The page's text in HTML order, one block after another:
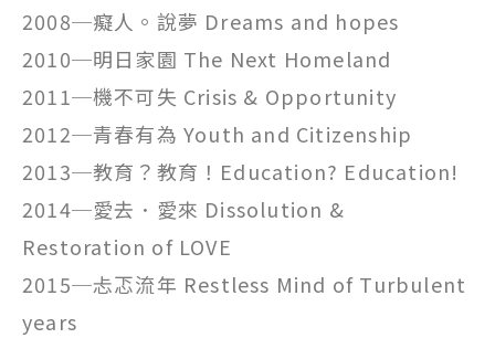
2008─癡人。說夢 Dreams and hopes
2010─明日家園 The Next Homeland
2011─機不可失 Crisis & Opportunity
2012─青春有為 Youth and Citizenship
2013─教育？教育！Education? Education!
2014─愛去．愛來 Dissolution &
Restoration of LOVE
2015─忐忑流年 Restless Mind of Turbulent
years